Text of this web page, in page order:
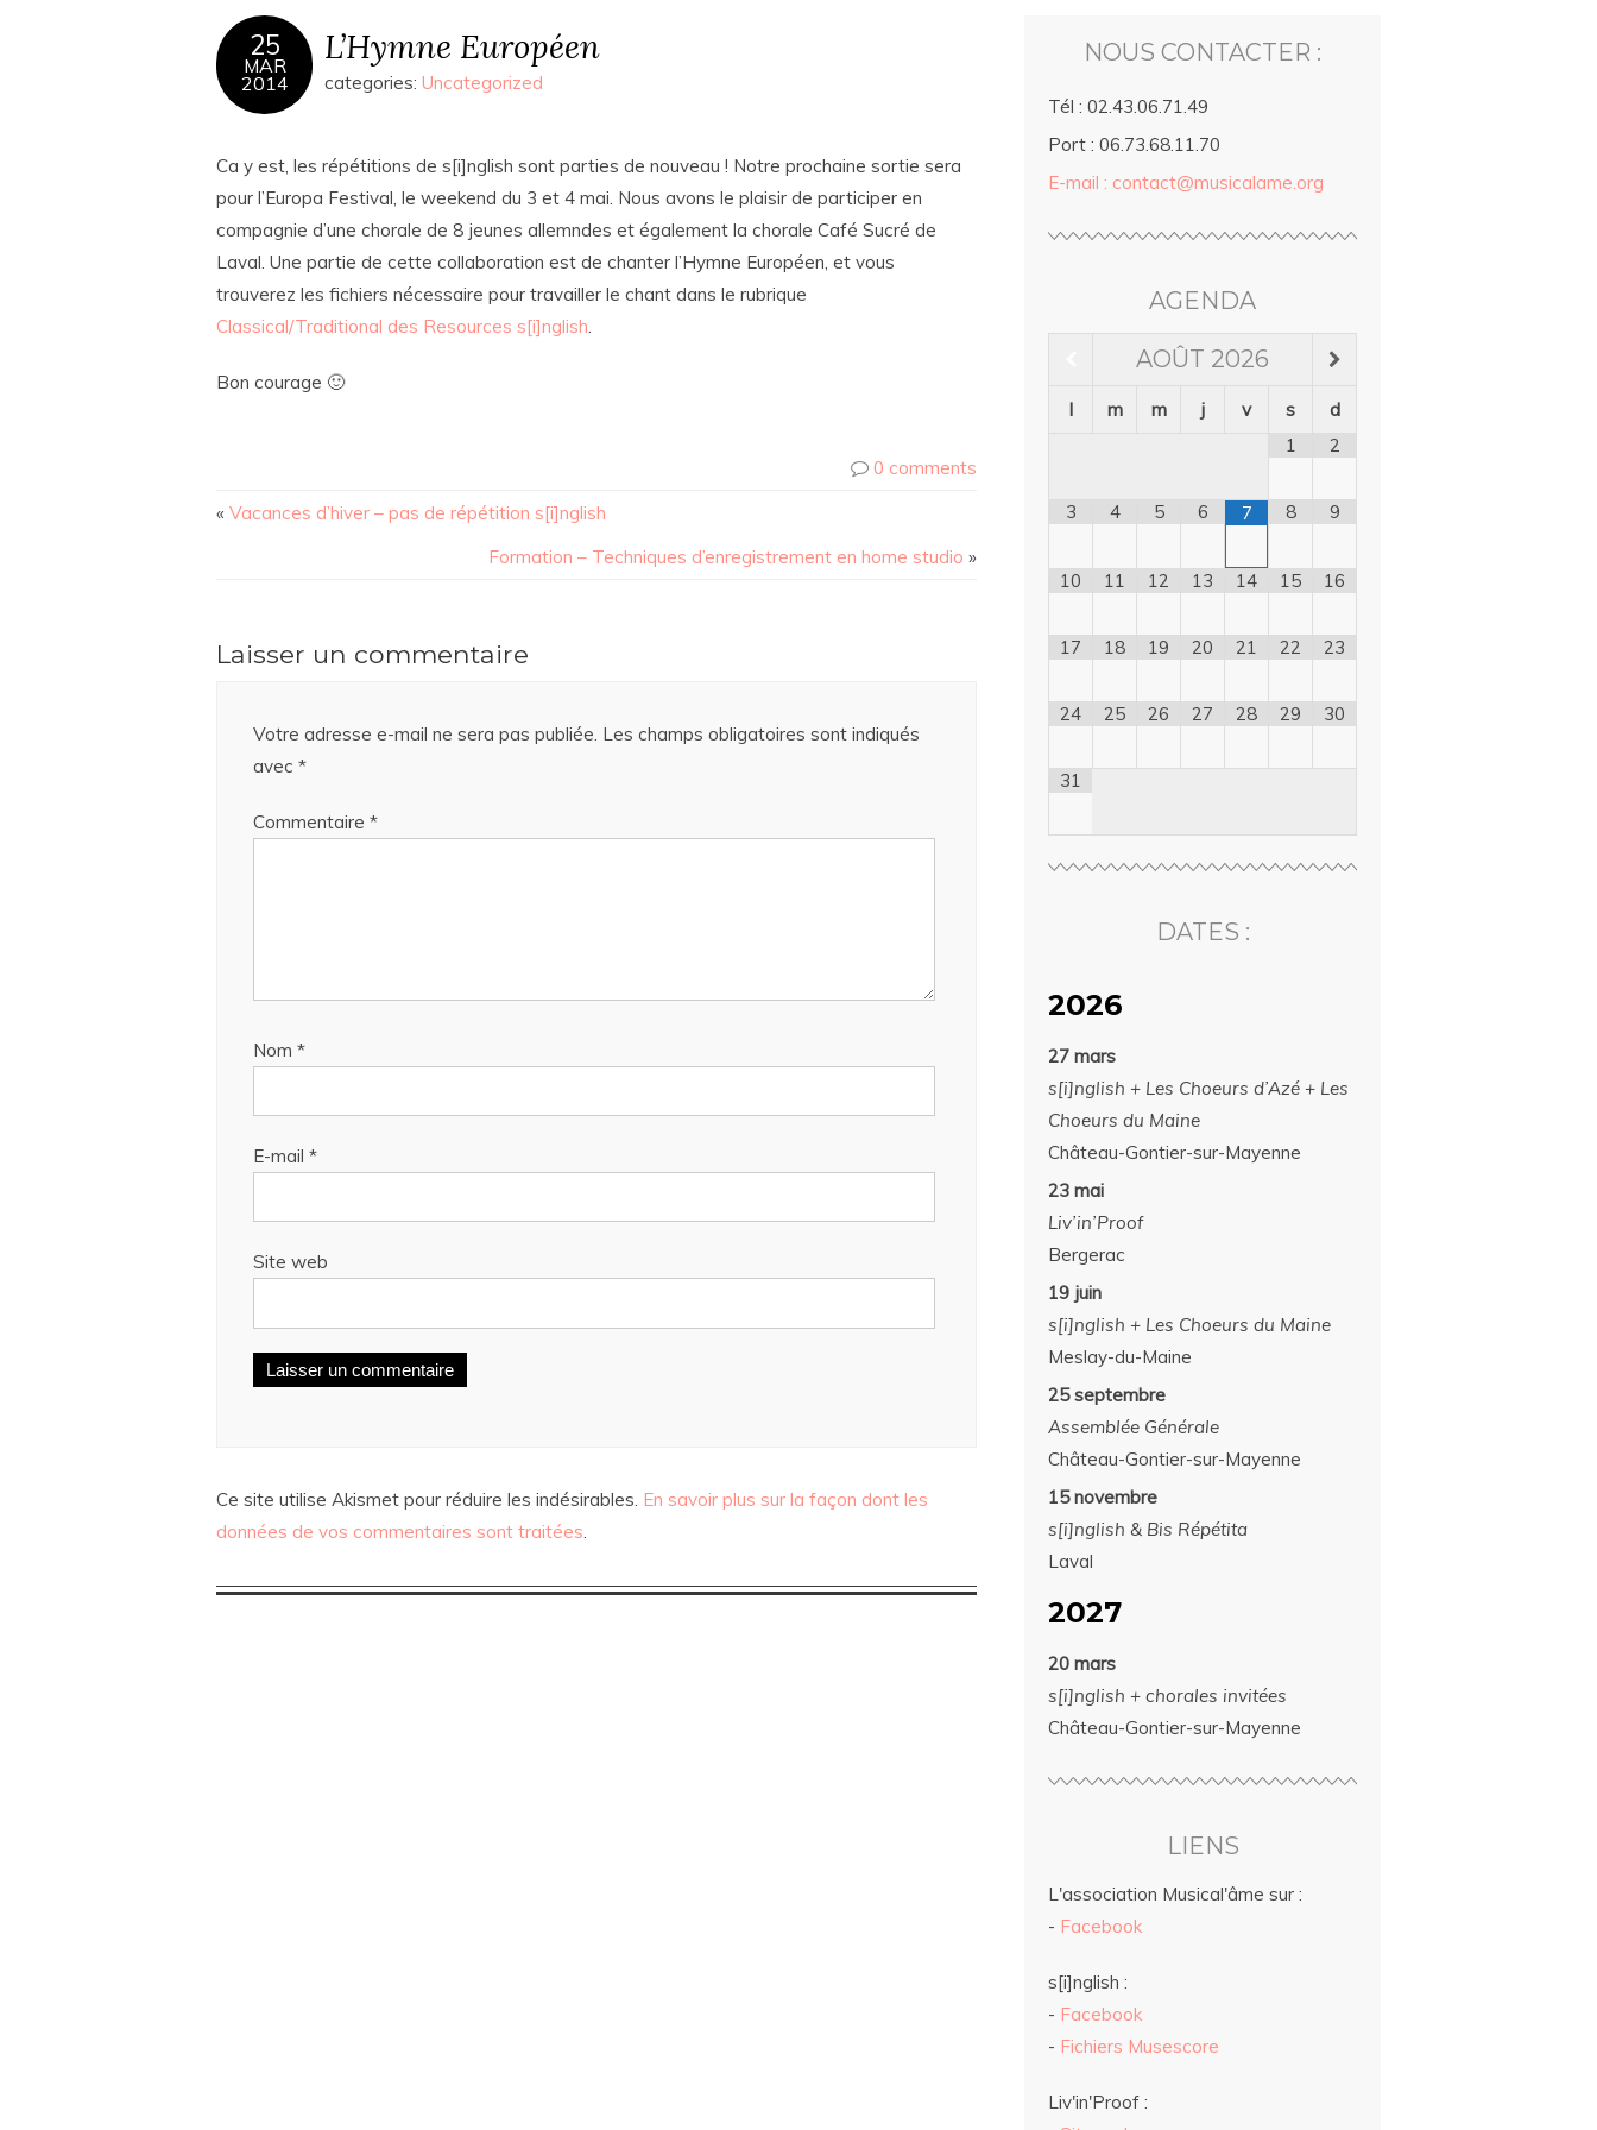
25
MAR
2014
L’Hymne Européen
categories: Uncategorized
Ca y est, les répétitions de s[i]nglish sont parties de nouveau ! Notre prochaine sortie sera
pour l’Europa Festival, le weekend du 3 et 4 mai. Nous avons le plaisir de participer en
compagnie d’une chorale de 8 jeunes allemndes et également la chorale Café Sucré de
Laval. Une partie de cette collaboration est de chanter l’Hymne Européen, et vous
trouverez les fichiers nécessaire pour travailler le chant dans le rubrique
Classical/Traditional des Resources s[i]nglish.
Bon courage 🙂
0 comments
« Vacances d’hiver – pas de répétition s[i]nglish
Formation – Techniques d’enregistrement en home studio »
Laisser un commentaire
Votre adresse e-mail ne sera pas publiée. Les champs obligatoires sont indiqués
avec *
Commentaire *
Nom *
E-mail *
Site web
Ce site utilise Akismet pour réduire les indésirables. En savoir plus sur la façon dont les
données de vos commentaires sont traitées.
NOUS CONTACTER :
Tél : 02.43.06.71.49
Port : 06.73.68.11.70
E-mail : contact@musicalame.org
AGENDA
AOÛT 2026
l m m j v s
d
1
2
3 4 5 6 7 8 9
10 11 12 13 14 15 16
17 18 19 20 21 22 23
24 25 26 27 28 29 30
31
DATES :
2026
27 mars
s[i]nglish + Les Choeurs d’Azé + Les
Choeurs du Maine
Château-Gontier-sur-Mayenne
23 mai
Liv’in’Proof
Bergerac
19 juin
s[i]nglish + Les Choeurs du Maine
Meslay-du-Maine
25 septembre
Assemblée Générale
Château-Gontier-sur-Mayenne
15 novembre
s[i]nglish & Bis Répétita
Laval
2027
20 mars
s[i]nglish + chorales invitées
Château-Gontier-sur-Mayenne
LIENS
L'association Musical'âme sur :
- Facebook
s[i]nglish :
- Facebook
- Fichiers Musescore
Liv'in'Proof :